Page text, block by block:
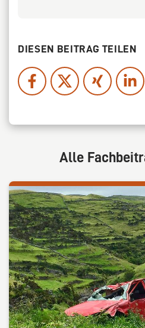
DIESEN BEITRAG TEILEN
Alle